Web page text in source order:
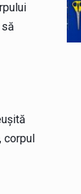
corpul